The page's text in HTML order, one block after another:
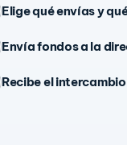
Elige qué envías y
Envía fondos a la
Recibe el